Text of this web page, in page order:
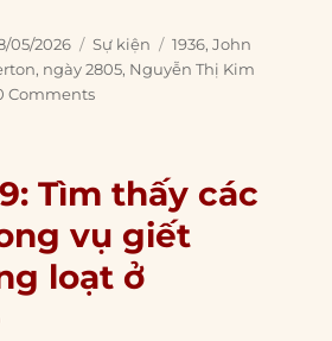
05/2026 Categories
Sự kiện Tags
1936,John
, ngày 2805, Nguyễn Thị Kim
Comments
Tìm thấy các
vụ giết
loạt ở